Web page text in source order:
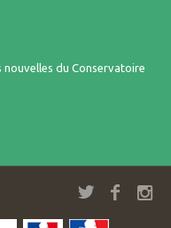
nouvelles du Conservatoire